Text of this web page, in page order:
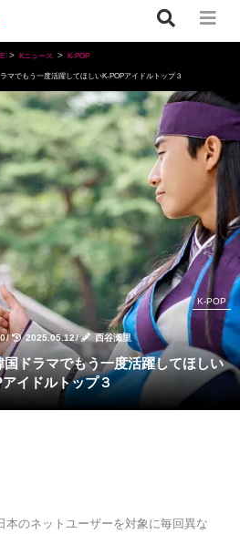
Kニュース K-POP
マでもう一度活躍してほしいK-POPアイドルトップ３
/ 2025.05.12/ 西谷瀬里
K-POP
イドルトップ３
本のネットユーザーを対象に毎回異な